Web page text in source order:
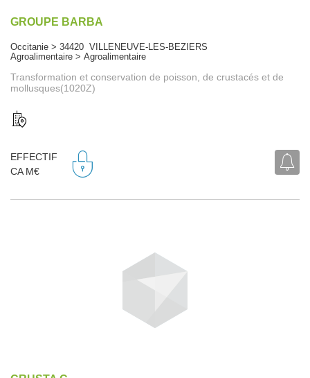
GROUPE BARBA
Occitanie > 34420 VILLENEUVE-LES-BEZIERS
Agroalimentaire > Agroalimentaire
Transformation et conservation de poisson, de crustacés et de
mollusques(1020Z)
EFFECTIF
CA M€